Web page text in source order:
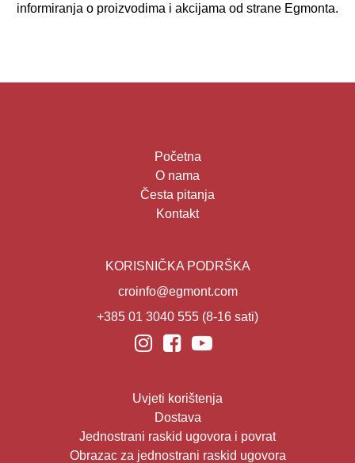
informiranja o proizvodima i akcijama od strane Egmonta.
Početna
O nama
Česta pitanja
Kontakt
KORISNIČKA PODRŠKA
croinfo@egmont.com
+385 01 3040 555 (8-16 sati)
Uvjeti korištenja
Dostava
Jednostrani raskid ugovora i povrat
Obrazac za jednostrani raskid ugovora